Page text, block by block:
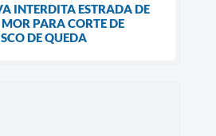
INTERDITA ESTRADA DE
PARA CORTE DE
DE QUEDA